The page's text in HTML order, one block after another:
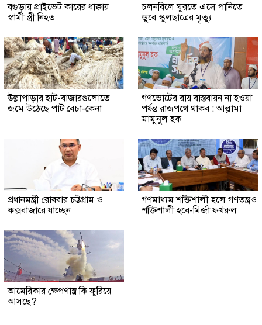
বগুড়ায় প্রাইভেট কারের ধাক্কায়
স্বামী স্ত্রী নিহত
চলনবিলে ঘুরতে এসে পানিতে
ডুবে স্কুলছাত্রের মৃত্যু
উল্লাপাড়ার হাট-বাজারগুলোতে
জমে উঠেছে পাট বেচা-কেনা
গণভোটের রায় বাস্তবায়ন না হওয়া
পর্যন্ত রাজপথে থাকব : আল্লামা
মামুনুল হক
প্রধানমন্ত্রী রোববার চট্টগ্রাম ও
কক্সবাজারে যাচ্ছেন
গণমাধ্যম শক্তিশালী হলে গণতন্ত্রও
শক্তিশালী হবে-মির্জা ফখরুল
আমেরিকার ক্ষেপণাস্ত্র কি ফুরিয়ে
আসছে?